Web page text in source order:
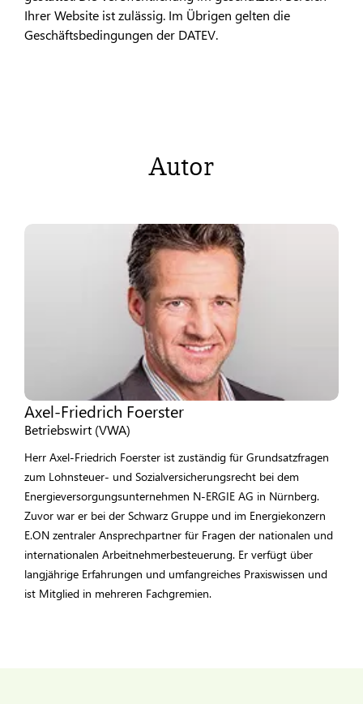
Ihrer Website ist zulässig. Im Übrigen gelten die
Geschäftsbedingungen der DATEV.
Autor
Axel-Friedrich Foerster
Betriebswirt (VWA)
Herr Axel-Friedrich Foerster ist zuständig für Grundsatzfragen
zum Lohnsteuer- und Sozialversicherungsrecht bei dem
Energieversorgungsunternehmen N-ERGIE AG in Nürnberg.
Zuvor war er bei der Schwarz Gruppe und im Energiekonzern
E.ON zentraler Ansprechpartner für Fragen der nationalen und
internationalen Arbeitnehmerbesteuerung. Er verfügt über
langjährige Erfahrungen und umfangreiches Praxiswissen und
ist Mitglied in mehreren Fachgremien.